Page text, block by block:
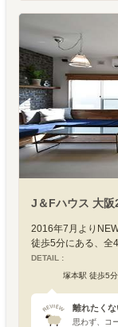
J＆Fハウス 大阪
2016年7月より
徒歩5分にある、全
DETAIL :
塚本駅 徒歩5
離れたく
思わず、コ